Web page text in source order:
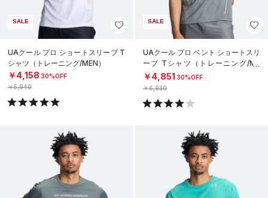
SALE
UAクール プロ ショートスリーブ T
シャツ（トレーニング/MEN）
￥4,158 30%OFF
￥5,940
SALE
UAクール プロ ベント ショートスリ
ーブ Tシャツ（トレーニング/ME
N）
￥4,851 30%OFF
￥6,930